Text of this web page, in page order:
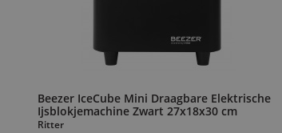
Beezer IceCube Mini Draagbare Elektrische
Ijsblokjemachine Zwart 27x18x30 cm
Ritter